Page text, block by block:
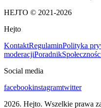
HEJTO © 2021-2026
Hejto
KontaktRegulaminPolityka
moderacjiPoradnik
Social media
facebookinstagramtwitter
2026. Hejto. Wszelkie prawa